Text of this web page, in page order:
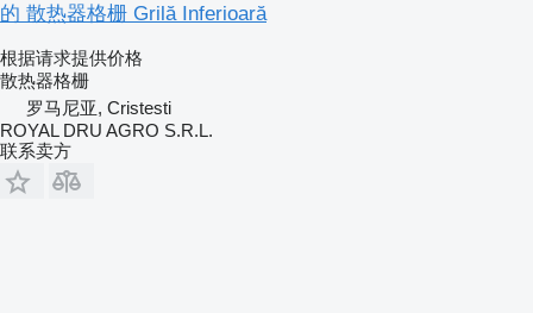
的 散热器格栅 Grilă Inferioară
根据请求提供价格
散热器格栅
罗马尼亚, Cristesti
ROYAL DRU AGRO S.R.L.
联系卖方